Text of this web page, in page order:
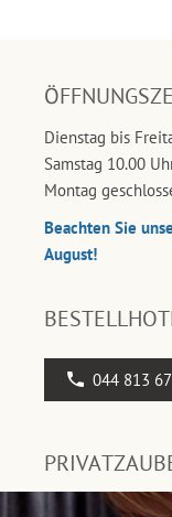
Dienstag bis
Samstag 10.00
Montag
Beachten Sie
August!
044 813